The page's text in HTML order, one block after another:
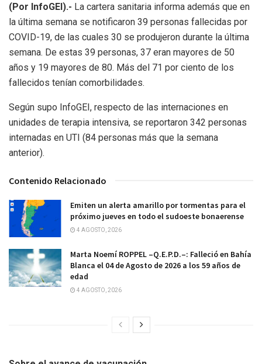
(Por InfoGEI).- La cartera sanitaria informa además que en
la última semana se notificaron 39 personas fallecidas por
COVID-19, de las cuales 30 se produjeron durante la última
semana. De estas 39 personas, 37 eran mayores de 50
años y 19 mayores de 80. Más del 71 por ciento de los
fallecidos tenían comorbilidades.
Según supo InfoGEI, respecto de las internaciones en
unidades de terapia intensiva, se reportaron 342 personas
internadas en UTI (84 personas más que la semana
anterior).
Contenido Relacionado
Emiten un alerta amarillo por tormentas para el
próximo jueves en todo el sudoeste bonaerense
4 AGOSTO, 2026
Marta Noemí ROPPEL –Q.E.P.D.–: Falleció en Bahía
Blanca el 04 de Agosto de 2026 a los 59 años de
edad
4 AGOSTO, 2026